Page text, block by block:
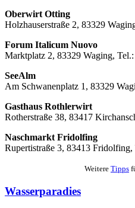
Oberwirt Otting
Holzhauserstraße 2, 83329
Forum Italicum Nuovo
Marktplatz 2, 83329 Waging,
SeeAlm
Am Schwanenplatz 1, 83329
Gasthaus Rothlerwirt
Rotherstraße 38, 83417
Naschmarkt Fridolfing
Rupertistraße 3, 83413
Weitere Tipps
Wasserparadies